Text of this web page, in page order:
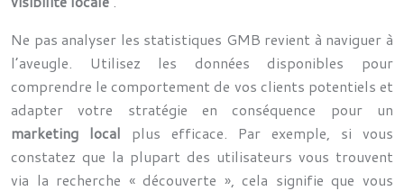
Ne pas analyser les statistiques GMB revient à naviguer à
l’aveugle. Utilisez les données disponibles pour
comprendre le comportement de vos clients potentiels et
adapter votre stratégie en conséquence pour un
marketing local plus efficace. Par exemple, si vous
constatez que la plupart des utilisateurs vous trouvent
via la recherche « découverte », cela signifie que vous